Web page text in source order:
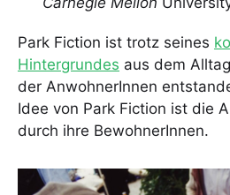
Park Fiction ist trotz seines
Hintergrundes aus dem
der AnwohnerInnen
Idee von Park Fiction ist die
durch ihre BewohnerInnen.